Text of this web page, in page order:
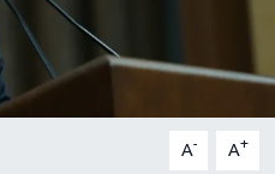
A- A+